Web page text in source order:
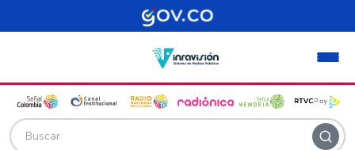
Pasar al contenido principal